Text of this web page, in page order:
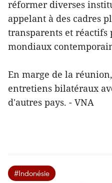
réformer diverses
appelant à des cadres
transparents et réactifs
mondiaux
En marge de la
entretiens bilatéraux
d'autres pays. - VNA
#Indonésie